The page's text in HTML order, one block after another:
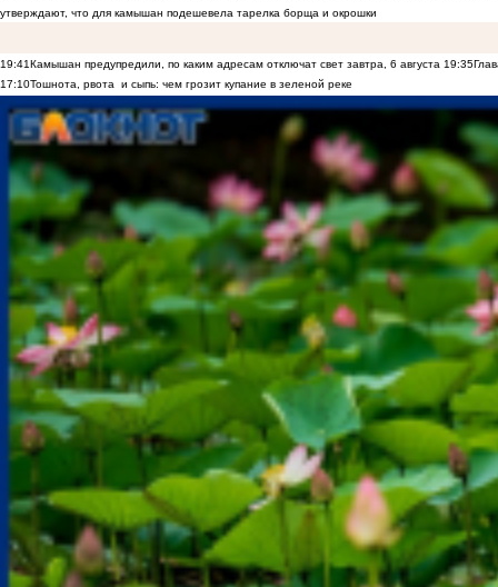
утверждают, что для камышан подешевела тарелка борща и окрошки
19:41Камышан предупредили, по каким адресам отключат свет завтра, 6 августа 19:35
17:10Тошнота, рвота и сыпь: чем грозит купание в зеленой реке